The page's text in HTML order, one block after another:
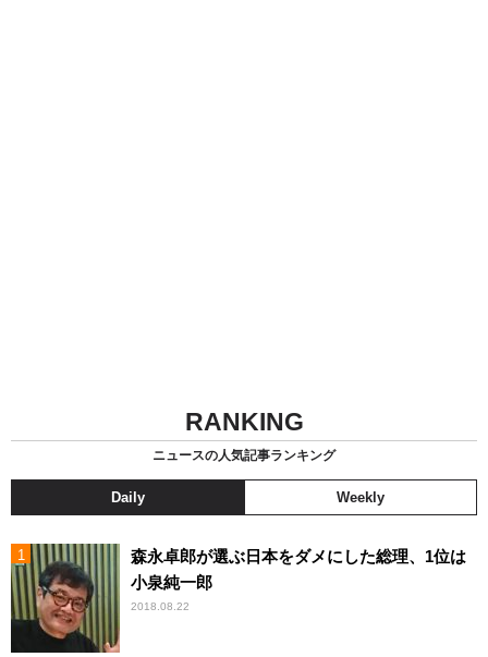
RANKING
ニュースの人気記事ランキング
Daily Weekly
森永卓郎が選ぶ日本をダメにした総理、1位は
小泉純一郎
2018.08.22